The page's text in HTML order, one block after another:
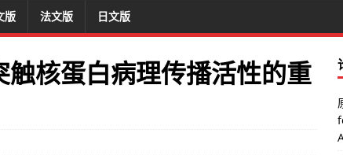
版 法文版 日文版
核蛋白病理传播活性的重